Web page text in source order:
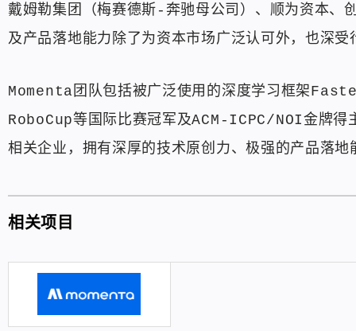
戴姆勒集团（梅赛德斯-奔驰母公司）、顺为资本、
及产品落地能力除了为资本市场广泛认可外，也深受
Momenta团队包括被广泛使用的深度学习框架
RoboCup等国际比赛冠军及ACM-ICPC/NOI金牌得
相关企业，拥有深厚的技术原创力、极强的产品落
相关项目